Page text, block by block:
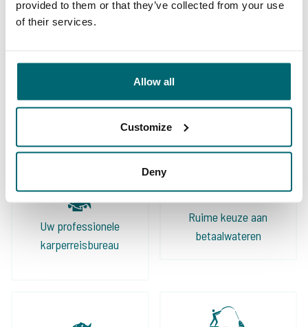
provided to them or that they’ve collected from your use
of their services.
Allow all
Customize
Deny
organisaties geboekt en dat viel wel eens
met 3 tot 4 reizen per jaar weet ik dat het
altijd goed is of goed komt. Er vallen steeds
meer nietszeggende wateren af en er komen
mooie voor terug, zowel voor de tent als de
volledig ingerichte huizen aan het water. Ook
het vissen met een groep vind ik geweldig, dit
jaar gaan we zelfs 2 keer op pad met zijn
Uw professionele
karperreisbureau
Ruime keuze aan
betaalwateren